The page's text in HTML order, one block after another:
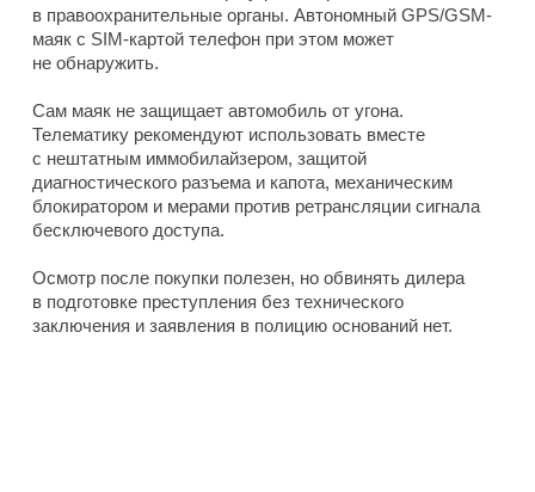
в правоохранительные органы. Автономный GPS/GSM-
маяк с SIM-картой телефон при этом может
не обнаружить.
Сам маяк не защищает автомобиль от угона.
Телематику рекомендуют использовать вместе
с нештатным иммобилайзером, защитой
диагностического разъема и капота, механическим
блокиратором и мерами против ретрансляции сигнала
бесключевого доступа.
Осмотр после покупки полезен, но обвинять дилера
в подготовке преступления без технического
заключения и заявления в полицию оснований нет.